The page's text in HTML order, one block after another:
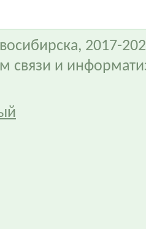
2017-
связи и